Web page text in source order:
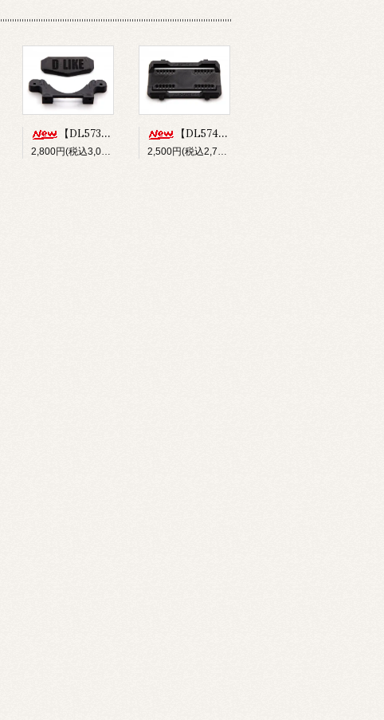
【DL573】バンパー&フロントボディマウントセット(for Re-R HYBRID)
2,800円(税込3,080円)
【DL574】ショートバッテリーホルダー(for Re-R HYBRID)
2,500円(税込2,750円)